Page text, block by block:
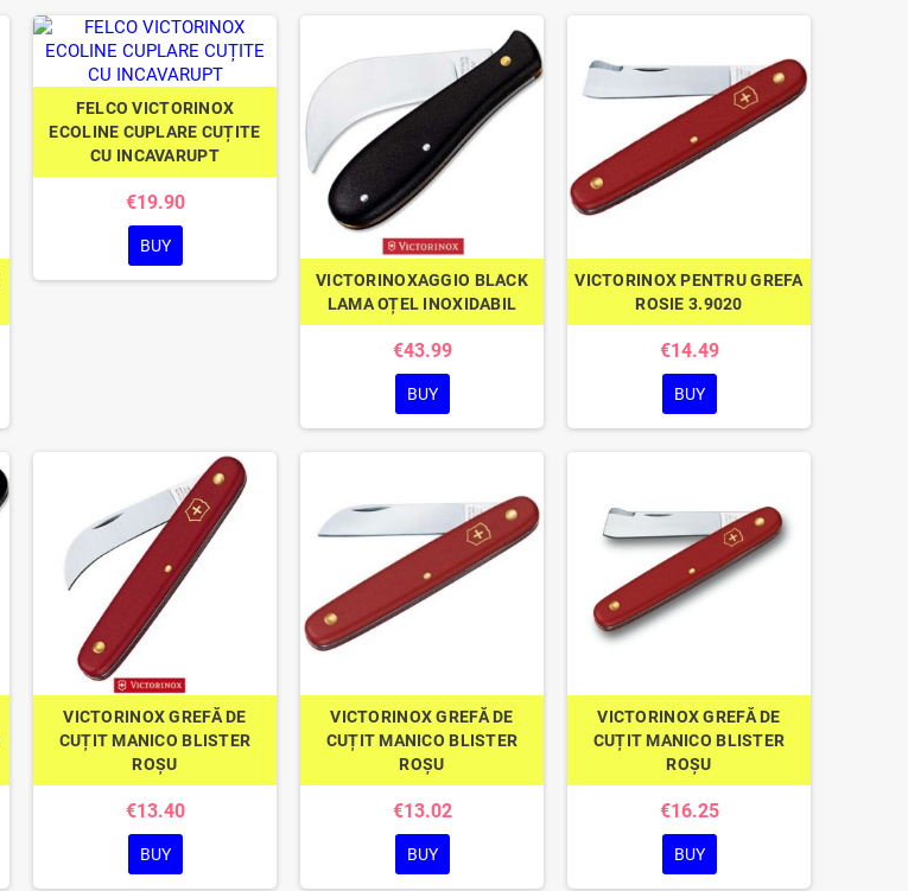
FELCO VICTORINOX
ECOLINE CUPLARE CUȚITE
CU INCAVARUPT
€19.90
BUY
VICTORINOXAGGIO BLACK
LAMA OȚEL INOXIDABIL
€43.99
BUY
VICTORINOX PENTRU GREFA
ROSIE 3.9020
€14.49
BUY
VICTORINOX GREFĂ DE
CUȚIT MANICO BLISTER
ROȘU
€13.40
BUY
VICTORINOX GREFĂ DE
CUȚIT MANICO BLISTER
ROȘU
€13.02
BUY
VICTORINOX GREFĂ DE
CUȚIT MANICO BLISTER
ROȘU
€16.25
BUY